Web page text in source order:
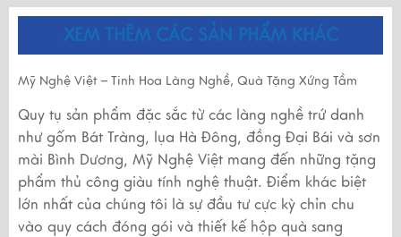
XEM THÊM CÁC SẢN PHẨM KHÁC
Mỹ Nghệ Việt – Tinh Hoa Làng Nghề, Quà Tặng Xứng Tầm
Quy tụ sản phẩm đặc sắc từ các làng nghề trứ danh
như gốm Bát Tràng, lụa Hà Đông, đồng Đại Bái và sơn
mài Bình Dương, Mỹ Nghệ Việt mang đến những tặng
phẩm thủ công giàu tính nghệ thuật. Điểm khác biệt
lớn nhất của chúng tôi là sự đầu tư cực kỳ chỉn chu
vào quy cách đóng gói và thiết kế hộp quà sang